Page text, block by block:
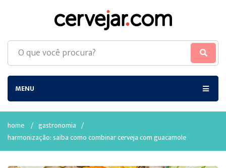
MENU
home / gastronomia /
harmonização: saiba como combinar cerveja com guacamole